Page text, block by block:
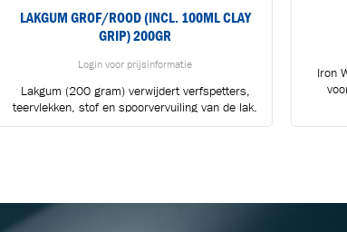
LAKGUM GROF/ROOD (INCL. 100ML CLAY
GRIP) 200GR
Login voor prijsinformatie
Lakgum (200 gram) verwijdert verfspetters,
teervlekken, stof en spoorvervuiling van de lak.
De grove (rode)...
Iron
BLIJF OP DE HOOGTE VIA ONZE
Ontvang vakgerelateerde